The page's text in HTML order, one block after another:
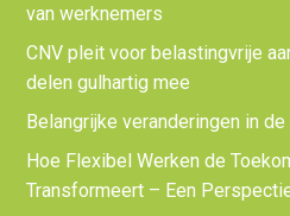
van werknemers
CNV pleit voor belastingvrije
delen gulhartig mee
Belangrijke veranderingen in
Hoe Flexibel Werken de
Transformeert – Een